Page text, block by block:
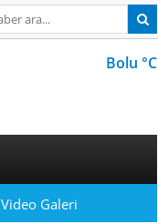
Bolu °C
Video Galeri